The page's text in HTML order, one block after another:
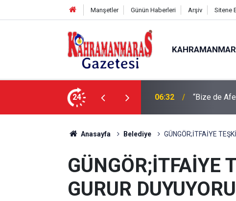
Manşetler Günün Haberleri Arşiv Sitene
24 06:09 Geleneksel
Anasayfa Belediye GÜNGÖR;İTFAİYE
GÜNGÖR;İTFAİYE
GURUR